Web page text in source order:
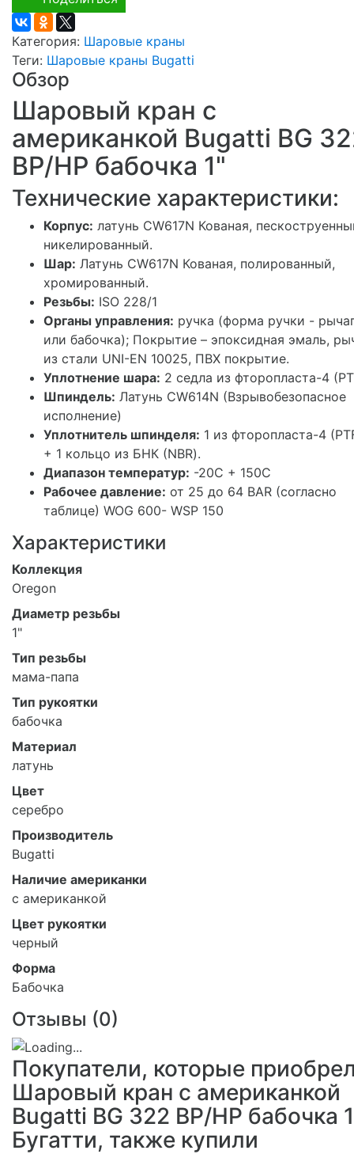
Категория: Шаровые краны
Теги: Шаровые краны Bugatti
Обзор
Шаровый кран с
американкой Bugatti BG
ВР/НР бабочка 1"
Технические характеристики:
Корпус: латунь СW617N Кованая,
никелированный.
Шар: Латунь CW617N Кованая, полированный,
хромированный.
Резьбы: ISO 228/1
Органы управления: ручка (форма ручки -
или бабочка); Покрытие – эпоксидная эмаль,
из стали UNI-EN 10025, ПВХ покрытие.
Уплотнение шара: 2 седла из фторопласта-4
Шпиндель: Латунь CW614N (Взрывобезопасное
исполнение)
Уплотнитель шпинделя: 1 из фторопласта-4
+ 1 кольцо из БНК (NBR).
Диапазон температур: -20С + 150С
Рабочее давление: от 25 до 64 BAR (согласно
таблице) WOG 600- WSP 150
Характеристики
Коллекция
Oregon
Диаметр резьбы
1"
Тип резьбы
мама-папа
Тип рукоятки
бабочка
Материал
латунь
Цвет
серебро
Производитель
Bugatti
Наличие американки
с американкой
Цвет рукоятки
черный
Форма
Бабочка
Отзывы (0)
Покупатели, которые
Шаровый кран с американкой
Bugatti BG 322 ВР/НР бабочка
Бугатти, также купили